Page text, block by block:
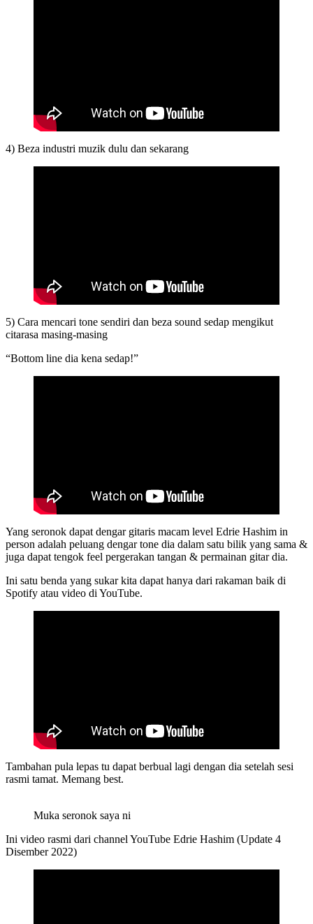
4) Beza industri muzik dulu dan sekarang
5) Cara mencari tone sendiri dan beza sound sedap mengikut
citarasa masing-masing
“Bottom line dia kena sedap!”
Yang seronok dapat dengar gitaris macam level Edrie Hashim in
person adalah peluang dengar tone dia dalam satu bilik yang sama &
juga dapat tengok feel pergerakan tangan & permainan gitar dia.
Ini satu benda yang sukar kita dapat hanya dari rakaman baik di
Spotify atau video di YouTube.
Tambahan pula lepas tu dapat berbual lagi dengan dia setelah sesi
rasmi tamat. Memang best.
Muka seronok saya ni
Ini video rasmi dari channel YouTube Edrie Hashim (Update 4
Disember 2022)